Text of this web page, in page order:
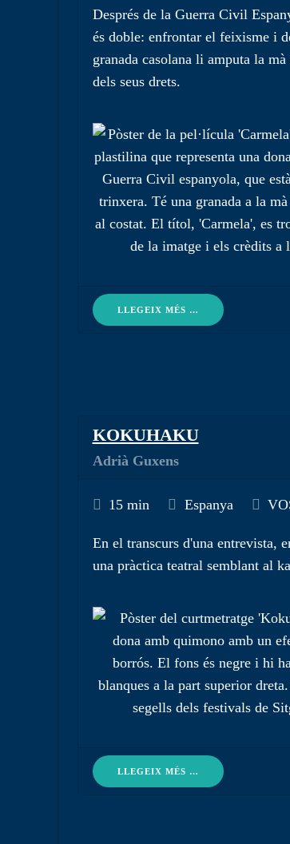
Després de la Guerra Civil
és doble: enfrontar el feixisme i
granada casolana li amputa la
dels seus drets.
LLEGEIX MÉS …
KOKUHAKU
Adrià Guxens
15 min Espanya
En el transcurs d'una entrevista,
una pràctica teatral semblant al
LLEGEIX MÉS …